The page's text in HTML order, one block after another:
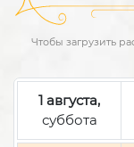
Чтобы загрузить
1 августа,
суббота